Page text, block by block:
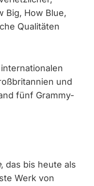
Big, How Blue,
Qualitäten
und
fünf Grammy-
, das bis heute als
Werk von